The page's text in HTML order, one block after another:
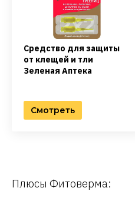
Средство для защиты
от клещей и тли
Зеленая Аптека
Смотреть
Плюсы Фитоверма: